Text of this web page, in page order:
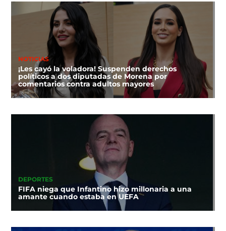
NOTICIAS
¡Les cayó la voladora! Suspenden derechos
políticos a dos diputadas de Morena por
comentarios contra adultos mayores
DEPORTES
FIFA niega que Infantino hizo millonaria a una
amante cuando estaba en UEFA